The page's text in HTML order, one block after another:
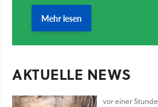
AKTUELLE NEWS
vor einer Stunde